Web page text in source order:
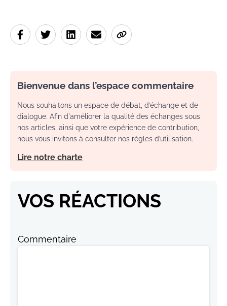
Bienvenue dans l’espace commentaire
Nous souhaitons un espace de débat, d’échange et de
dialogue. Afin d'améliorer la qualité des échanges sous
nos articles, ainsi que votre expérience de contribution,
nous vous invitons à consulter nos règles d’utilisation.
Lire notre charte
VOS RÉACTIONS
Commentaire